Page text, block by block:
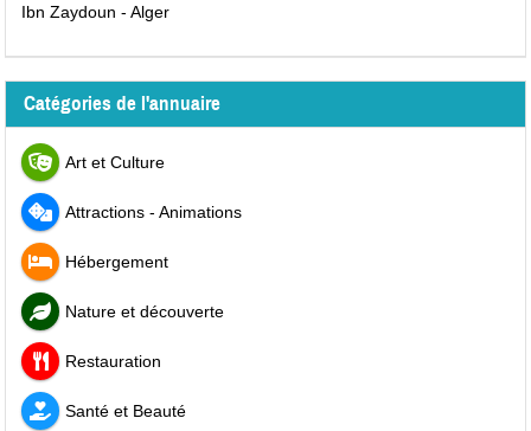
Ibn Zaydoun - Alger
Catégories de l'annuaire
Art et Culture
Attractions - Animations
Hébergement
Nature et découverte
Restauration
Santé et Beauté